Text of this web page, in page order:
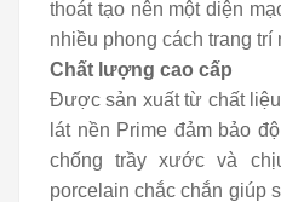
thoát tạo nên một diện
nhiều phong cách trang trí
Chất lượng cao cấp
Được sản xuất từ chất
lát nền Prime đảm bảo
chống trầy xước và
porcelain chắc chắn giúp